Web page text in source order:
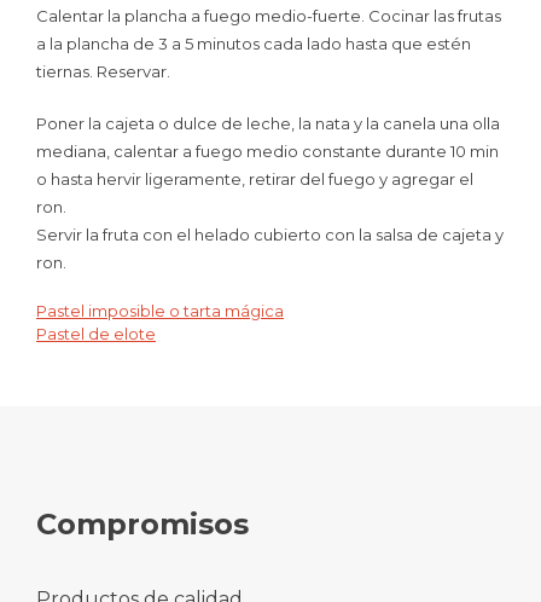
Calentar la plancha a fuego medio-fuerte. Cocinar las frutas
a la plancha de 3 a 5 minutos cada lado hasta que estén
tiernas. Reservar.
Poner la cajeta o dulce de leche, la nata y la canela una olla
mediana, calentar a fuego medio constante durante 10 min
o hasta hervir ligeramente, retirar del fuego y agregar el
ron.
Servir la fruta con el helado cubierto con la salsa de cajeta y
ron.
Navegación
Pastel imposible o tarta mágica
Pastel de elote
Compromisos